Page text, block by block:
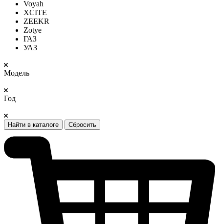
Voyah
XCITE
ZEEKR
Zotye
ГАЗ
УАЗ
Модель
Год
Найти в каталоге Сбросить